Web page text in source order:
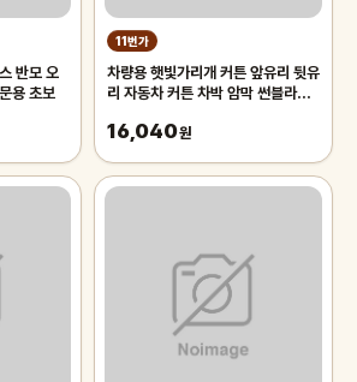
반모 오
용 초보
11번가
차량용 햇빛가리개 커튼 앞유리 뒷유
리 자동차 커튼 차박 암막 썬블라인
리햇
16,040원